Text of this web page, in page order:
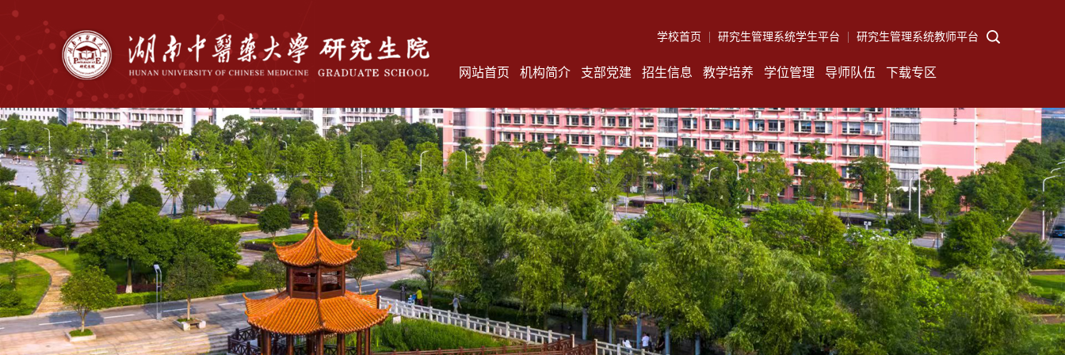
学校首页 研究生管理系统学生平台 研究生管理系统教师平台
网站首页
新闻动态
通知公告
学术活动
师生风采
系统链接
机构简介
机构概况
管理职能
管理人员
联系我们
支部党建 招生信息
通知公告
招生简章
博士生招生
硕士生招生
教学培养
培养公告
教学管理
规章表格
学籍管理
同等学力
学位管理
通知公告
学位点建设
年度报告
质量报告
答辩工作
学位授予
创新工程
导师队伍
通知公告
博士生导师
硕士生导师
导师管理
导师遴选
下载专区
招生工作
学位工作
研工工作